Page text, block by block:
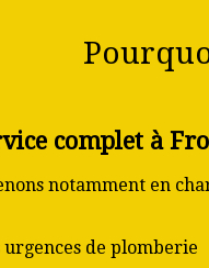
complet à
notamment en
urgences de plomberie